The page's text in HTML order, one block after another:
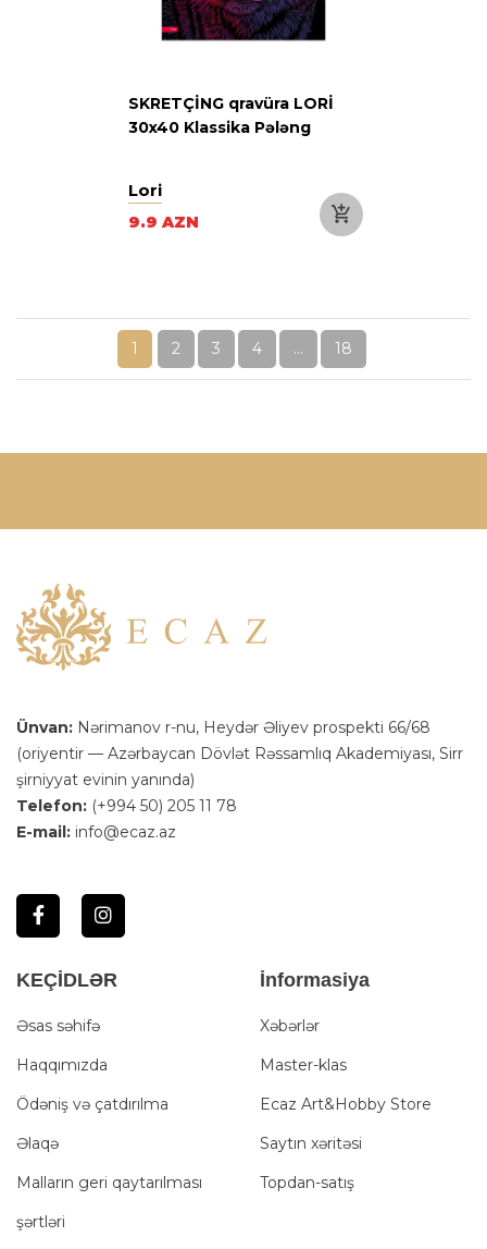
SKRETÇİNG qravüra LORİ
30x40 Klassika Pələng
Lori
9.9 AZN
1 2 3 4 ... 18
Ünvan: Nərimanov r-nu, Heydər Əliyev prospekti 66/68
(oriyentir — Azərbaycan Dövlət Rəssamlıq Akademiyası, Sirr
şirniyyat evinin yanında)
Telefon: (+994 50) 205 11 78
E-mail: info@ecaz.az
KEÇİDLƏR
Əsas səhifə
Haqqımızda
Ödəniş və çatdırılma
Əlaqə
Malların geri qaytarılması
şərtləri
İnformasiya
Xəbərlər
Master-klas
Ecaz Art&Hobby Store
Saytın xəritəsi
Topdan-satış